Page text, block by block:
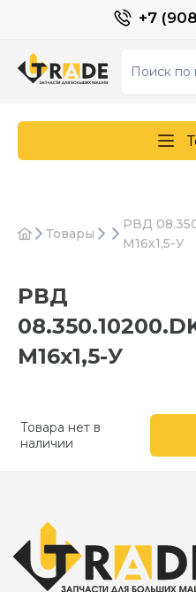
+7
Товары
РВД
М16х1,5-У
РВД
М16х1,5-У
Товара нет в
наличии